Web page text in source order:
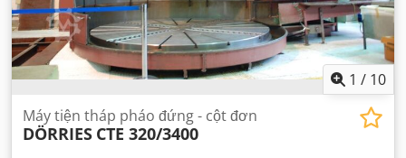
1 / 10
Máy tiện tháp pháo đứng - cột đơn
DÖRRIES CTE 320/3400